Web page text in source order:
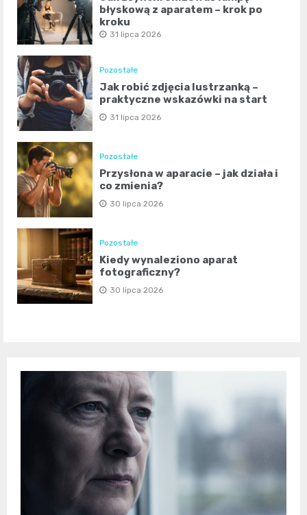
błyskową z aparatem – krok po
kroku
31 lipca 2026
Pozostałe
Jak robić zdjęcia lustrzanką –
praktyczne wskazówki na start
31 lipca 2026
Pozostałe
Przysłona w aparacie – jak działa i
co zmienia?
30 lipca 2026
Pozostałe
Kiedy wynaleziono aparat
fotograficzny?
30 lipca 2026